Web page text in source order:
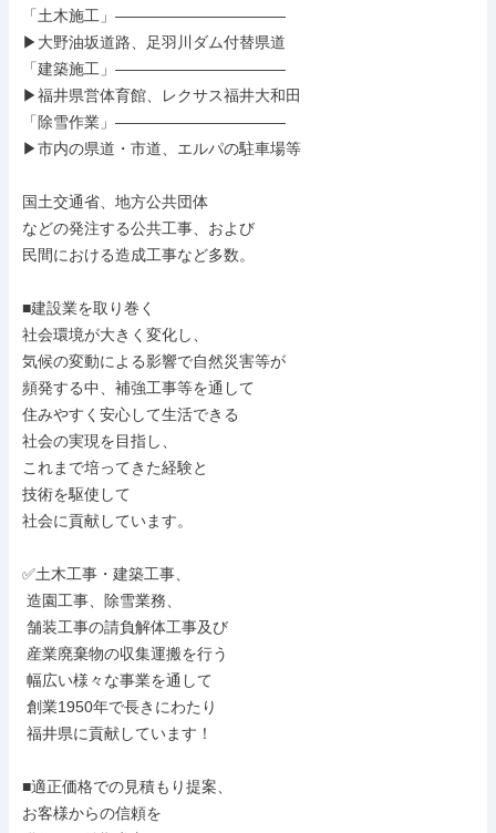
「土木施工」―――――――――――
▶大野油坂道路、足羽川ダム付替県道
「建築施工」―――――――――――
▶福井県営体育館、レクサス福井大和田
「除雪作業」―――――――――――
▶市内の県道・市道、エルパの駐車場等
国土交通省、地方公共団体
などの発注する公共工事、および
民間における造成工事など多数。
■建設業を取り巻く
社会環境が大きく変化し、
気候の変動による影響で自然災害等が
頻発する中、補強工事等を通して
住みやすく安心して生活できる
社会の実現を目指し、
これまで培ってきた経験と
技術を駆使して
社会に貢献しています。
✅土木工事・建築工事、
■適正価格での見積もり提案、
お客様からの信頼を